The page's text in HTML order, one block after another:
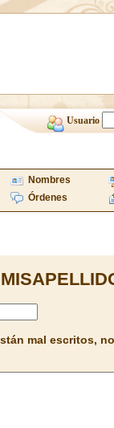
Usuario
Nombres
Órdenes
mal escritos,